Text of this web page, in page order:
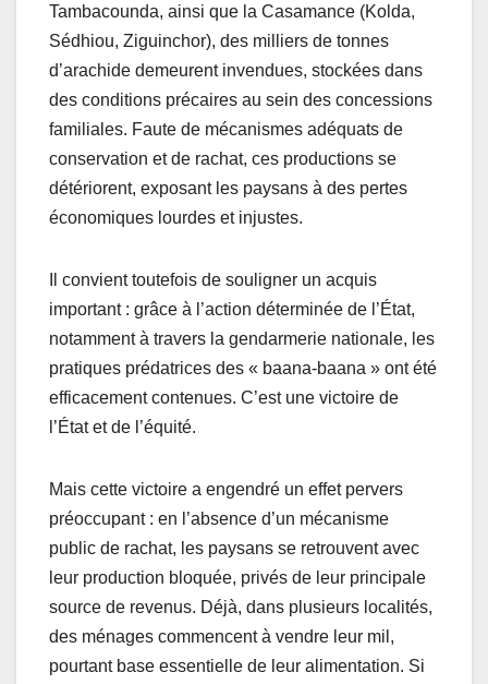
Tambacounda, ainsi que la Casamance (Kolda,
Sédhiou, Ziguinchor), des milliers de tonnes
d’arachide demeurent invendues, stockées dans
des conditions précaires au sein des concessions
familiales. Faute de mécanismes adéquats de
conservation et de rachat, ces productions se
détériorent, exposant les paysans à des pertes
économiques lourdes et injustes.
Il convient toutefois de souligner un acquis
important : grâce à l’action déterminée de l’État,
notamment à travers la gendarmerie nationale, les
pratiques prédatrices des « baana-baana » ont été
efficacement contenues. C’est une victoire de
l’État et de l’équité.
Mais cette victoire a engendré un effet pervers
préoccupant : en l’absence d’un mécanisme
public de rachat, les paysans se retrouvent avec
leur production bloquée, privés de leur principale
source de revenus. Déjà, dans plusieurs localités,
des ménages commencent à vendre leur mil,
pourtant base essentielle de leur alimentation. Si